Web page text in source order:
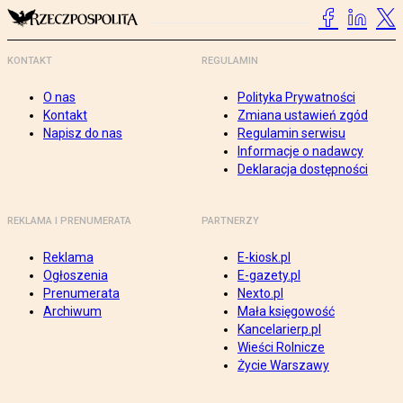
KONTAKT
O nas
Kontakt
Napisz do nas
REGULAMIN
Polityka Prywatności
Zmiana ustawień zgód
Regulamin serwisu
Informacje o nadawcy
Deklaracja dostępności
REKLAMA I PRENUMERATA
Reklama
Ogłoszenia
Prenumerata
Archiwum
PARTNERZY
E-kiosk.pl
E-gazety.pl
Nexto.pl
Mała księgowość
Kancelarierp.pl
Wieści Rolnicze
Życie Warszawy